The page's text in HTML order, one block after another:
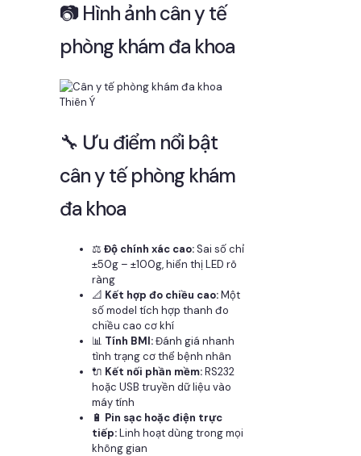
📷 Hình ảnh cân y tế
phòng khám đa khoa
🔧 Ưu điểm nổi bật
cân y tế phòng khám
đa khoa
⚖️ Độ chính xác cao:Sai số chỉ
±50g – ±100g, hiển thị LED rõ
ràng
📐 Kết hợp đo chiều cao:Một
số model tích hợp thanh đo
chiều cao cơ khí
📊 Tính BMI:Đánh giá nhanh
tình trạng cơ thể bệnh nhân
🔌 Kết nối phần mềm:RS232
hoặc USB truyền dữ liệu vào
máy tính
🔋 Pin sạc hoặc điện trực
tiếp:Linh hoạt dùng trong mọi
không gian